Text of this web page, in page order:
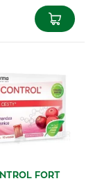
FORT